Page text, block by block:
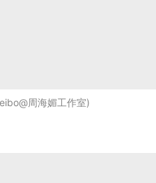
周海媚工作室